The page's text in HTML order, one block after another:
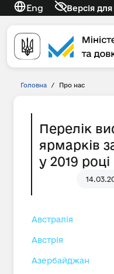
Eng Версія
Головна / Про нас
Перелік
ярмарків
у 2019 році
Австралія
Австрія
Азербайджан